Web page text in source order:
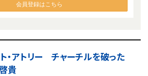
会員登録はこちら
ト・アトリー チャーチルを破った
貴